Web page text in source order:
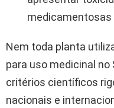
medicamentosas
Nem toda planta
para uso medicinal no
critérios científicos
nacionais e